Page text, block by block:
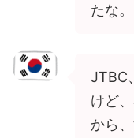
たな。
JTBC
けど
から